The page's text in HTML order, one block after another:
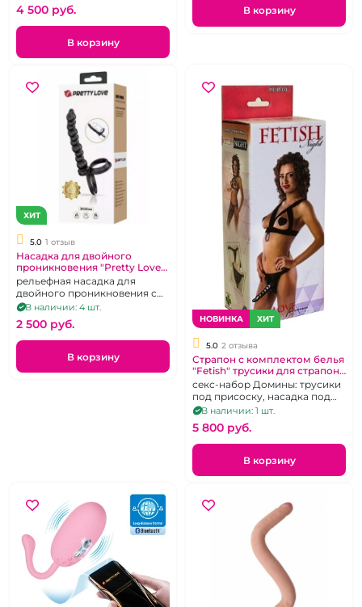
4 500 pуб.
В корзину
В корзину
ХИТ
5.0 1 отзыв
Насадка для двойного
проникновения "Pretty Love"
Dillion
рельефная насадка для
двойного проникновения с
подхватом для мошонки,
гибкая, черная
В наличии: 4 шт.
2 500 pуб.
В корзину
НОВИНКА ХИТ
5.0 2 отзыва
Страпон с комплектом белья
"Fetish" трусики для страпона
с насадкой, лиф и пэстисы
секс-набор Домины: трусики
под присоску, насадка под
кольцо и штырек, портупея и
пэстисы
В наличии: 1 шт.
5 800 pуб.
В корзину